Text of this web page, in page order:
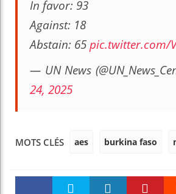
In favor: 93
Against: 18
Abstain: 65pic.twitter.com/
— UN News
24, 2025
MOTS CLÉS aes burkina faso